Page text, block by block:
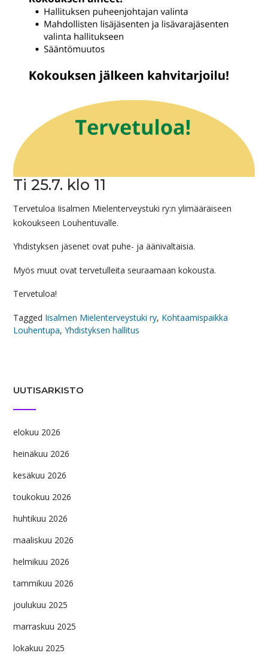
Ti 25.7. klo 11
Tervetuloa Iisalmen Mielenterveystuki ry:n ylimääräiseen
kokoukseen Louhentuvalle.
Yhdistyksen jäsenet ovat puhe- ja äänivaltaisia.
Myös muut ovat tervetulleita seuraamaan kokousta.
Tervetuloa!
Tagged Iisalmen Mielenterveystuki ry, Kohtaamispaikka
Louhentupa, Yhdistyksen hallitus
UUTISARKISTO
elokuu 2026
heinäkuu 2026
kesäkuu 2026
toukokuu 2026
huhtikuu 2026
maaliskuu 2026
helmikuu 2026
tammikuu 2026
joulukuu 2025
marraskuu 2025
lokakuu 2025